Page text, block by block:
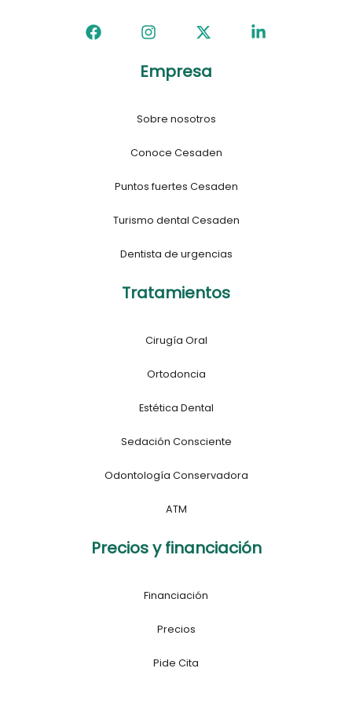
Empresa
Sobre nosotros
Conoce Cesaden
Puntos fuertes Cesaden
Turismo dental Cesaden
Dentista de urgencias
Tratamientos
Cirugía Oral
Ortodoncia
Estética Dental
Sedación Consciente
Odontología Conservadora
ATM
Precios y financiación
Financiación
Precios
Pide Cita